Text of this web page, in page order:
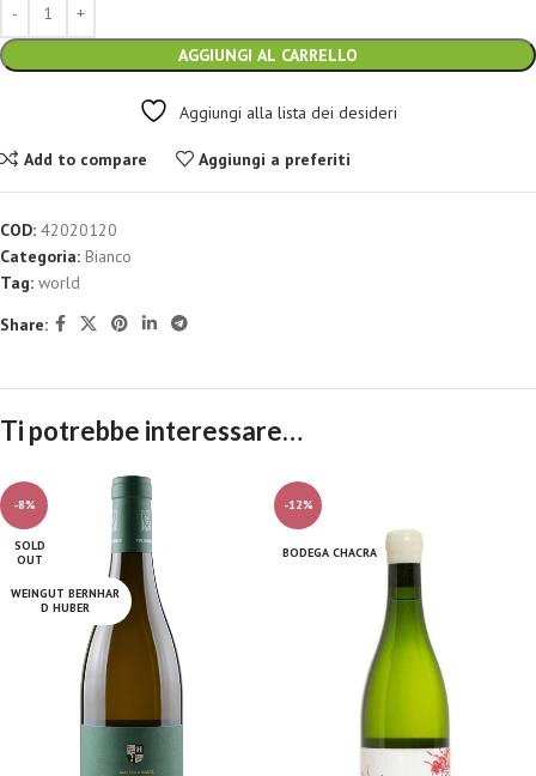
AGGIUNGI AL CARRELLO
Aggiungi alla lista dei desideri
Add to compare Aggiungi a preferiti
COD: 42020120
Categoria: Bianco
Tag: world
Share:
Ti potrebbe interessare…
-8%
SOLD
OUT
WEINGUT BERNHAR
D HUBER
-12%
BODEGA CHACRA